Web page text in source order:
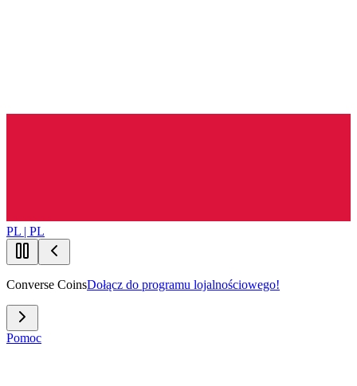
PL | PL
Converse CoinsDołącz do programu lojalnościowego!
Pomoc